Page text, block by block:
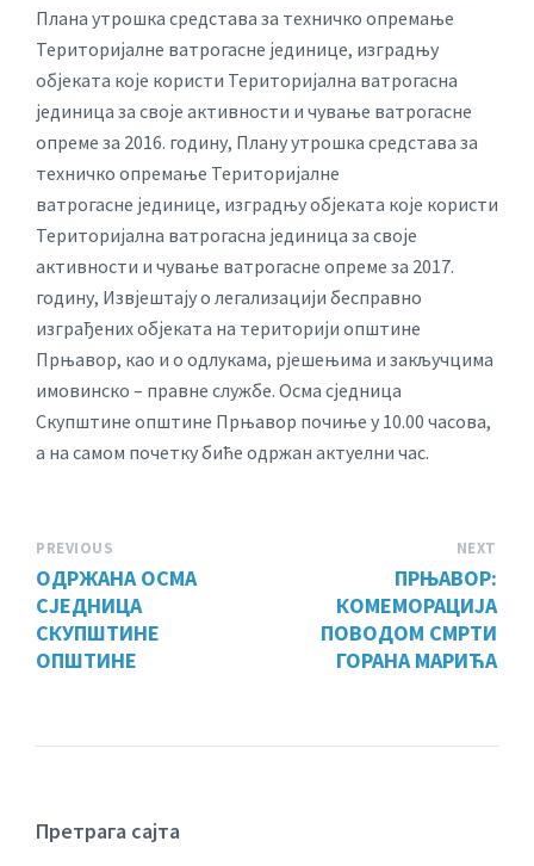
Плана утрошка средстава за техничко опремање
Територијалне ватрогасне јединице, изградњу
објеката које користи Територијална ватрогасна
јединица за своје активности и чување ватрогасне
опреме за 2016. годину, Плану утрошка средстава за
техничко опремање Територијалне
ватрогасне јединице, изградњу објеката које користи
Територијална ватрогасна јединица за своје
активности и чување ватрогасне опреме за 2017.
годину, Извјештају о легализацији бесправно
изграђених објеката на територији општине
Прњавор, као и о одлукама, рјешењима и закључцима
имовинско – правне службе. Осма сједница
Скупштине општине Прњавор почиње у 10.00 часова,
а на самом почетку биће одржан актуелни час.
PREVIOUS
ОДРЖАНА ОСМА
СЈЕДНИЦА
СКУПШТИНЕ
ОПШТИНЕ
NEXT
ПРЊАВОР:
КОМЕМОРАЦИЈА
ПОВОДОМ СМРТИ
ГОРАНА МАРИЋА
Претрага сајта